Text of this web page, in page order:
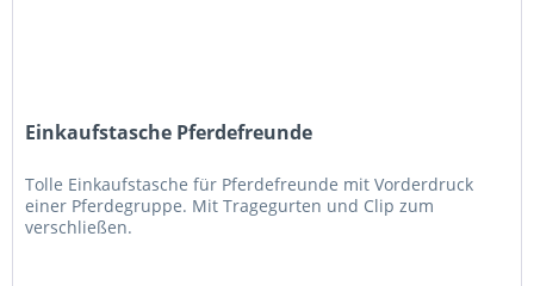
Einkaufstasche Pferdefreunde
Tolle Einkaufstasche für Pferdefreunde mit Vorderdruck
einer Pferdegruppe. Mit Tragegurten und Clip zum
verschließen.